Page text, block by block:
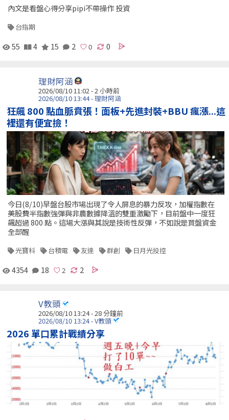
內文是看盤心得分享pipi不帶操作 投資
台指期
55 4 15 2 0
理財阿涵
2026/08/10 11:02 -2 小時前
2026/08/10 13:44 - 理財阿涵
狂飆 800 點血脈賁張！面板+先進封裝+BBU 瘋漲...這
裡還有便宜撿！
今日(8/10)早盤台股市場出現了令人屏息的暴力反攻，加權指數在
美股費半指數強彈與非農數據降溫的雙重激勵下，目前盤中一度狂
飆超過 800 點。這場大漲與其說是技術性反彈，不如說是買盤資金
全部醒
光寶科 台積電 友達 群創 日月光投控
4354 18 2
V教頭
2026/08/10 13:24 -28 分鐘前
2026/08/10 13:24 - V教頭
2026 單口累計戰績分享